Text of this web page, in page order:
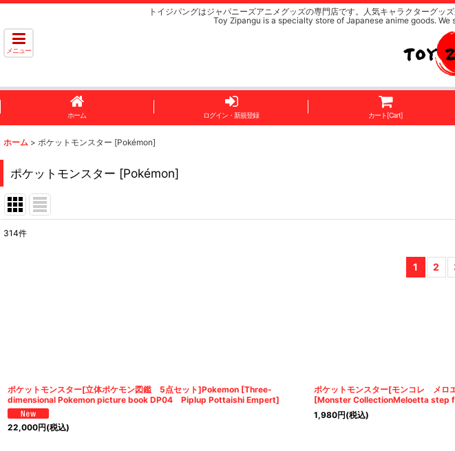
トイジパングはジャパニーズアニメグッズの専門店です。人気キャラクターグッ
Toy Zipangu is a specialty store of Japanese anime goods.
メニュー
ホーム ログイン・新規登録 カート[Cart]
ホーム > ポケットモンスター [Pokémon]
ポケットモンスター [Pokémon]
314件
1 2
ポケットモンスター[立体ポケモン図鑑 5点セット]Pokemon [Three-
dimensional Pokemon picture book DP04 Piplup Pottaishi Empert]
22,000円(税込)
ポケットモンスター[モンコレ メ
[Monster CollectionMeloetta step
1,980円(税込)